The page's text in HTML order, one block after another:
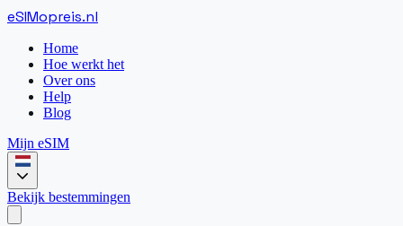
eSIMopreis.nl
Home
Hoe werkt het
Over ons
Help
Blog
Mijn eSIM
Bekijk bestemmingen